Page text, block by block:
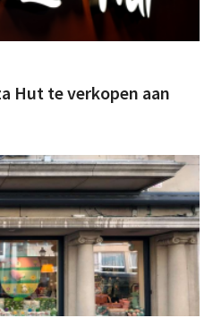
Hut te verkopen aan